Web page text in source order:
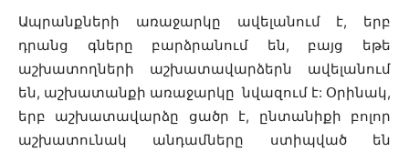
Ապրանքների առաջարկը ավելանում է, երբ
դրանց գները բարձրանում են, բայց եթե
աշխատողների աշխատավարձերն ավելանում
են, աշխատանքի առաջարկը նվազում է: Օրինակ,
երբ աշխատավարձը ցածր է, ընտանիքի բոլոր
աշխատունակ անդամները ստիպված են